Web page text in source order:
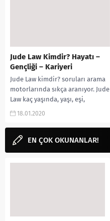
Jude Law Kimdir? Hayatı –
Gençliği – Kariyeri
Jude Law kimdir? soruları arama
motorlarında sıkça aranıyor. Jude
Law kaç yaşında, yaşı, eşi,
gençliği, filmleri, tv şovları,
18.01.2020
EN ÇOK OKUNANLAR!